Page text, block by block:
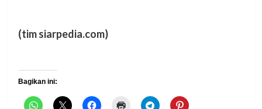
(tim siarpedia.com)
Bagikan ini: